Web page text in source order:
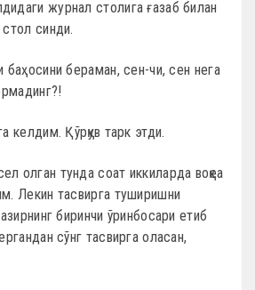
журнал столига ғазаб билан
синди.
баҳосини бераман, сен-чи, сен нега
келдим. Қўрқув тарк этди.
олган тунда соат иккиларда воқеа
Лекин тасвирга туширишни
биринчи ўринбосари етиб
сўнг тасвирга оласан,